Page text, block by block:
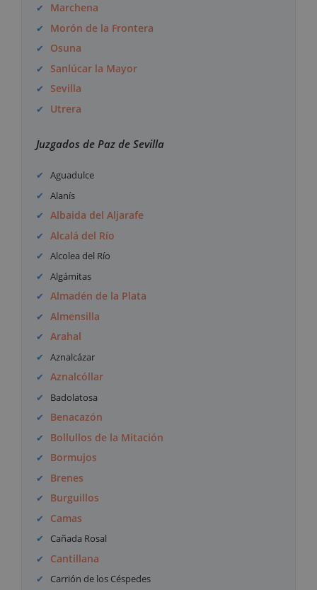
Marchena
Morón de la Frontera
Osuna
Sanlúcar la Mayor
Sevilla
Utrera
Juzgados de Paz de Sevilla
Aguadulce
Alanís
Albaida del Aljarafe
Alcalá del Río
Alcolea del Río
Algámitas
Almadén de la Plata
Almensilla
Arahal
Aznalcázar
Aznalcóllar
Badolatosa
Benacazón
Bollullos de la Mitación
Bormujos
Brenes
Burguillos
Camas
Cañada Rosal
Cantillana
Carrión de los Céspedes